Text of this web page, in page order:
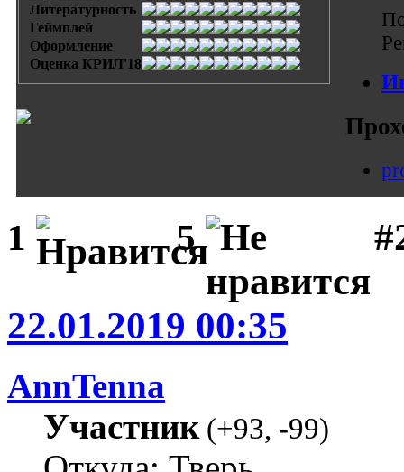
Литературность
Геймплей
Оформление
Оценка КРИЛ'18
1 5
22.01.2019 00:35
AnnTenna
Участник(+93, -99)